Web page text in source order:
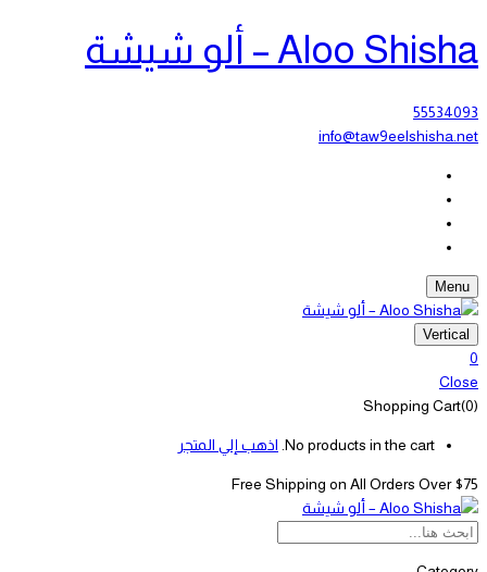
Aloo Shisha – ألو شيشة
55534093
info@taw9eelshisha.net
Menu
Vertical
0
Close
Shopping Cart(0)
No products in the cart. اذهب إلي المتجر
Free Shipping on All Orders Over $75